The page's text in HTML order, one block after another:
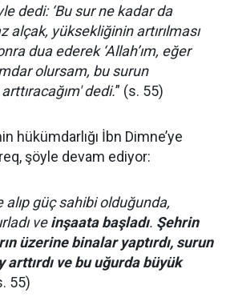
dedi: ‘Bu sur ne kadar da
alçak, yüksekliğinin artırılması
dua ederek ‘Allah’ım, eğer
olursam, bu surun
dedi.” (s. 55)
hükümdarlığı İbn Dimne’ye
şöyle devam ediyor:
alıp güç sahibi olduğunda,
veinşaata başladı. Şehrin
üzerine binalar yaptırdı, surun
ve bu uğurda büyük
55)